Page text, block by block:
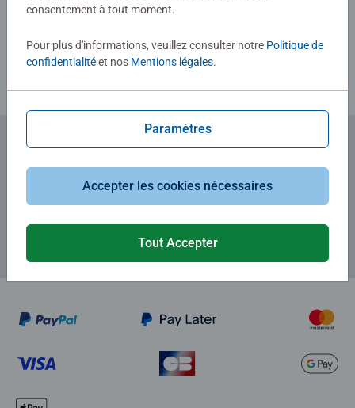
Consignes d'évaluation
Abonnez-vous à notre newsletter
et recevez un bon d'achat de 5€.
consentement à tout moment.
Pour plus d'informations, veuillez consulter notre Politique de
confidentialitéet nos Mentions légales.
Paramètres
Accepter les cookies nécessaires
Tout Accepter